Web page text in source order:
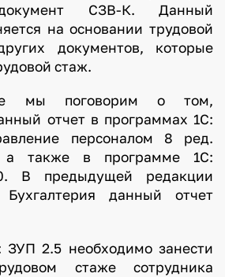
СЗВ-К. Данный
на основании трудовой
документов, которые
стаж.
мы поговорим о том,
отчет в программах 1С:
персоналом 8 ред.
также в программе 1С:
В предыдущей редакции
данный отчет
2.5 необходимо занести
стаже сотрудника